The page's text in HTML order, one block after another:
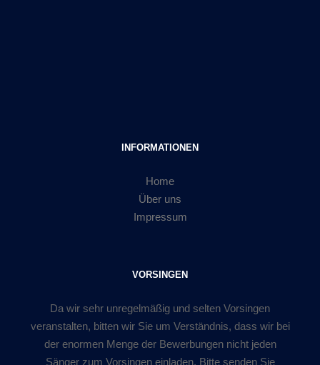
INFORMATIONEN
Home
Über uns
Impressum
VORSINGEN
Da wir sehr unregelmäßig und selten Vorsingen
veranstalten, bitten wir Sie um Verständnis, dass wir bei
der enormen Menge der Bewerbungen nicht jeden
Sänger zum Vorsingen einladen. Bitte senden Sie